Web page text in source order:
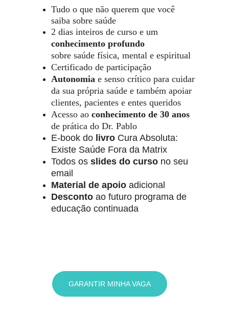
Tudo o que não querem que você
saiba sobre saúde
2 dias inteiros de curso e um
conhecimento profundo
sobre saúde física, mental e espiritual
Certificado de participação
Autonomia e senso crítico para cuidar
da sua própria saúde e também apoiar
clientes, pacientes e entes queridos
Acesso ao conhecimento de 30 anos
de prática do Dr. Pablo
E-book do livro Cura Absoluta:
Existe Saúde Fora da Matrix
Todos os slides do curso no seu
email
Material de apoio adicional
Desconto ao futuro programa de
educação continuada
GARANTIR MINHA VAGA